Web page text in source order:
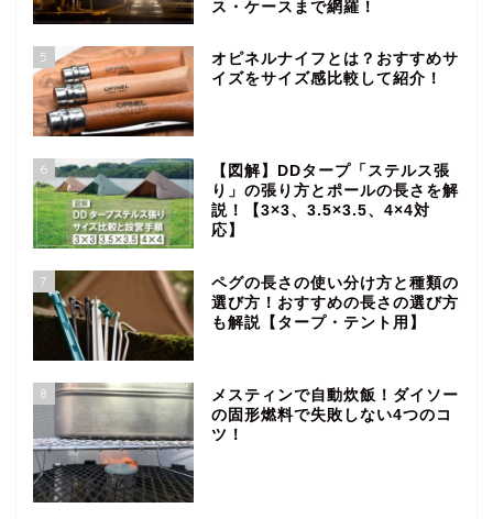
ス・ケースまで網羅！
5
オピネルナイフとは？おすすめサ
イズをサイズ感比較して紹介！
6
【図解】DDタープ「ステルス張
り」の張り方とポールの長さを解
説！【3×3、3.5×3.5、4×4対
応】
7
ペグの長さの使い分け方と種類の
選び方！おすすめの長さの選び方
も解説【タープ・テント用】
8
メスティンで自動炊飯！ダイソー
の固形燃料で失敗しない4つのコ
ツ！